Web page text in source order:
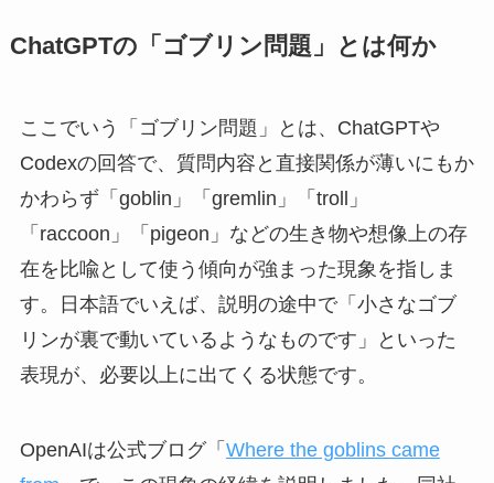
ChatGPTの「ゴブリン問題」とは何か
ここでいう「ゴブリン問題」とは、ChatGPTや
Codexの回答で、質問内容と直接関係が薄いにもか
かわらず「goblin」「gremlin」「troll」
「raccoon」「pigeon」などの生き物や想像上の存
在を比喩として使う傾向が強まった現象を指しま
す。日本語でいえば、説明の途中で「小さなゴブ
リンが裏で動いているようなものです」といった
表現が、必要以上に出てくる状態です。
OpenAIは公式ブログ「 Where the goblins came